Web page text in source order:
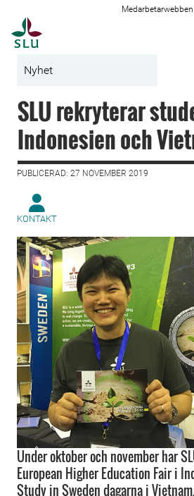
Medarbetarwebben
Nyhet
SLU rekryterar
Indonesien och
PUBLICERAD: 27 NOVEMBER 2019
KONTAKT
Under oktober och november har
European Higher Education Fair i
Study in Sweden dagarna i